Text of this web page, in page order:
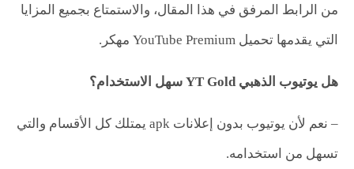
من الرابط المرفق في هذا المقال، والاستمتاع بجميع المزايا
التي يقدمها تحميل YouTube Premium مهكر.
هل يوتيوب الذهبي YT Gold سهل الاستخدام؟
– نعم لأن يوتيوب بدون إعلانات apk يمتلك كل الأقسام والتي
تسهل من استخدامه.